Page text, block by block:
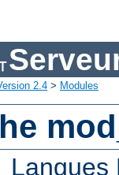
2.4 > Modules